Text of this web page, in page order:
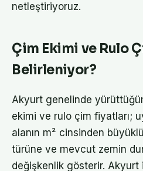
netleştiriyoruz.
Çim Ekimi ve Rulo
Belirleniyor?
Akyurt genelinde
ekimi ve rulo çim fiyatları;
alanın m² cinsinden
türüne ve mevcut zemin
değişkenlik gösterir. Akyurt